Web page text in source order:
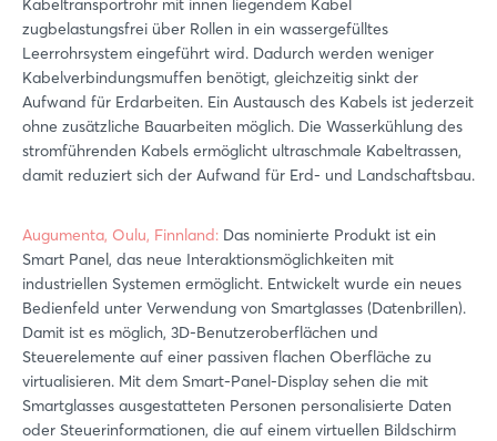
zugbelastungsfrei über Rollen in ein wassergefülltes
Leerrohrsystem eingeführt wird. Dadurch werden weniger
Kabelverbindungsmuffen benötigt, gleichzeitig sinkt der
Aufwand für Erdarbeiten. Ein Austausch des Kabels ist jederzeit
ohne zusätzliche Bauarbeiten möglich. Die Wasserkühlung des
stromführenden Kabels ermöglicht ultraschmale Kabeltrassen,
damit reduziert sich der Aufwand für Erd- und Landschaftsbau.
Augumenta, Oulu, Finnland: Das nominierte Produkt ist ein
Smart Panel, das neue Interaktionsmöglichkeiten mit
industriellen Systemen ermöglicht. Entwickelt wurde ein neues
Bedienfeld unter Verwendung von Smartglasses (Datenbrillen).
Damit ist es möglich, 3D-Benutzeroberflächen und
Steuerelemente auf einer passiven flachen Oberfläche zu
virtualisieren. Mit dem Smart-Panel-Display sehen die mit
Smartglasses ausgestatteten Personen personalisierte Daten
oder Steuerinformationen, die auf einem virtuellen Bildschirm